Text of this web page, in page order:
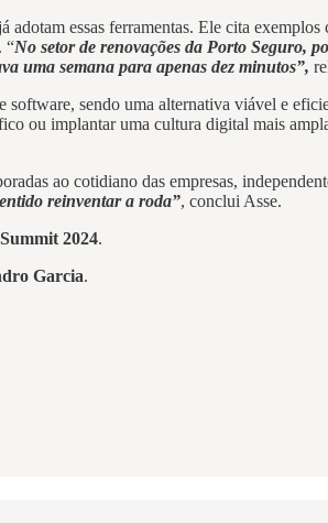
adotam essas ferramentas. Ele cita
“No setor de renovações da Porto Seguro,
uma semana para apenas dez minutos”,
sendo uma alternativa viável e
ou implantar uma cultura digital mais
ao cotidiano das empresas,
reinventar a roda”, conclui Asse.
2024.
Garcia.